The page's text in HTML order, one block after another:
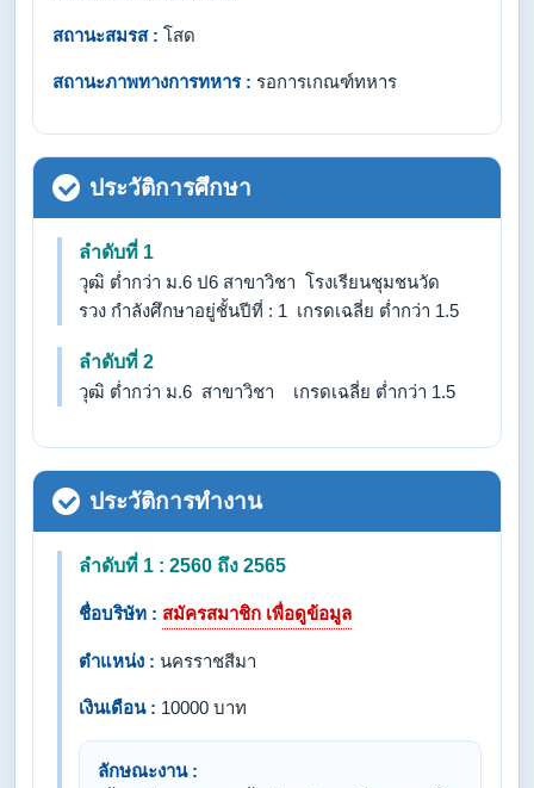
สถานะสมรส : โสด
สถานะภาพทางการทหาร : รอการเกณฑ์ทหาร
ประวัติการศึกษา
ลำดับที่ 1
วุฒิ ต่ำกว่า ม.6 ป6 สาขาวิชา โรงเรียนชุมชนวัด
รวง กำลังศึกษาอยู่ชั้นปีที่ : 1 เกรดเฉลี่ย ต่ำกว่า 1.5
ลำดับที่ 2
วุฒิ ต่ำกว่า ม.6 สาขาวิชา เกรดเฉลี่ย ต่ำกว่า 1.5
ประวัติการทำงาน
ลำดับที่ 1 : 2560 ถึง 2565
ชื่อบริษัท : สมัครสมาชิก เพื่อดูข้อมูล
ตำแหน่ง : นครราชสีมา
เงินเดือน : 10000 บาท
ลักษณะงาน :